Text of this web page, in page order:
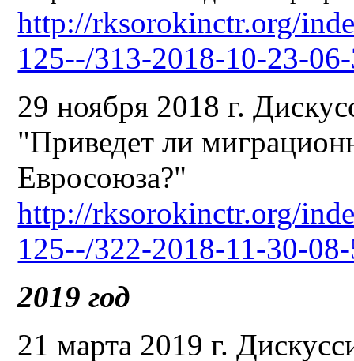
http://rksorokinctr.org/
125--/313-2018-10-23-
29 ноября 2018 г.
"Приведет ли
Евросоюза?"
http://rksorokinctr.org/
125--/322-2018-11-30-
2019 год
21 марта 2019 г.